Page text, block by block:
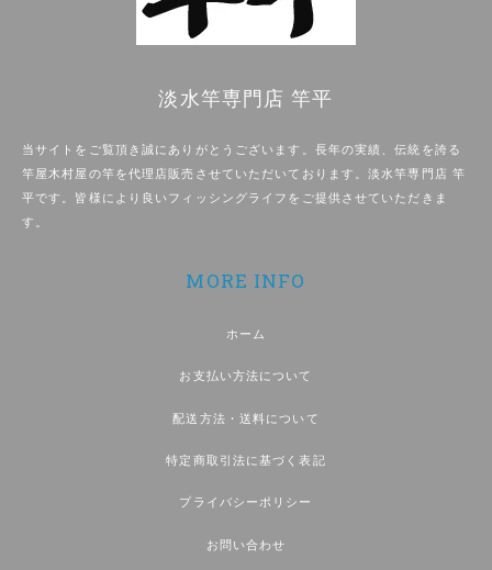
淡水竿専門店 竿平
当サイトをご覧頂き誠にありがとうございます。長年の実績、伝統を誇る
竿屋木村屋の竿を代理店販売させていただいております。淡水竿専門店 竿
平です。皆様により良いフィッシングライフをご提供させていただきま
す。
MORE INFO
ホーム
お支払い方法について
配送方法・送料について
特定商取引法に基づく表記
プライバシーポリシー
お問い合わせ